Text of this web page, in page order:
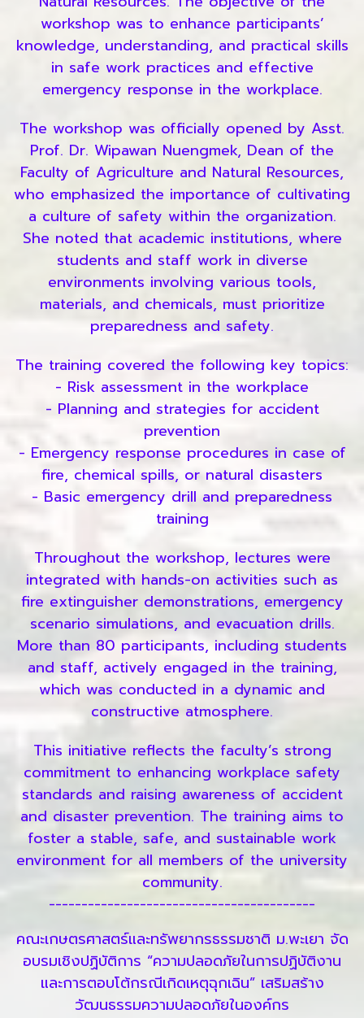
workshop was to enhance participants’
knowledge, understanding, and practical skills
in safe work practices and effective
emergency response in the workplace.
The workshop was officially opened by Asst.
Prof. Dr. Wipawan Nuengmek, Dean of the
Faculty of Agriculture and Natural Resources,
who emphasized the importance of cultivating
a culture of safety within the organization.
She noted that academic institutions, where
students and staff work in diverse
environments involving various tools,
materials, and chemicals, must prioritize
preparedness and safety.
The training covered the following key topics:
- Risk assessment in the workplace
- Planning and strategies for accident
prevention
- Emergency response procedures in case of
fire, chemical spills, or natural disasters
- Basic emergency drill and preparedness
training
Throughout the workshop, lectures were
integrated with hands-on activities such as
fire extinguisher demonstrations, emergency
scenario simulations, and evacuation drills.
More than 80 participants, including students
and staff, actively engaged in the training,
which was conducted in a dynamic and
constructive atmosphere.
This initiative reflects the faculty’s strong
commitment to enhancing workplace safety
standards and raising awareness of accident
and disaster prevention. The training aims to
foster a stable, safe, and sustainable work
environment for all members of the university
community.
-----------------------------------------
คณะเกษตรศาสตร์และทรัพยากรธรรมชาติ ม.พะเยา จัด
อบรมเชิงปฏิบัติการ “ความปลอดภัยในการปฏิบัติงาน
และการตอบโต้กรณีเกิดเหตุฉุกเฉิน” เสริมสร้าง
วัฒนธรรมความปลอดภัยในองค์กร